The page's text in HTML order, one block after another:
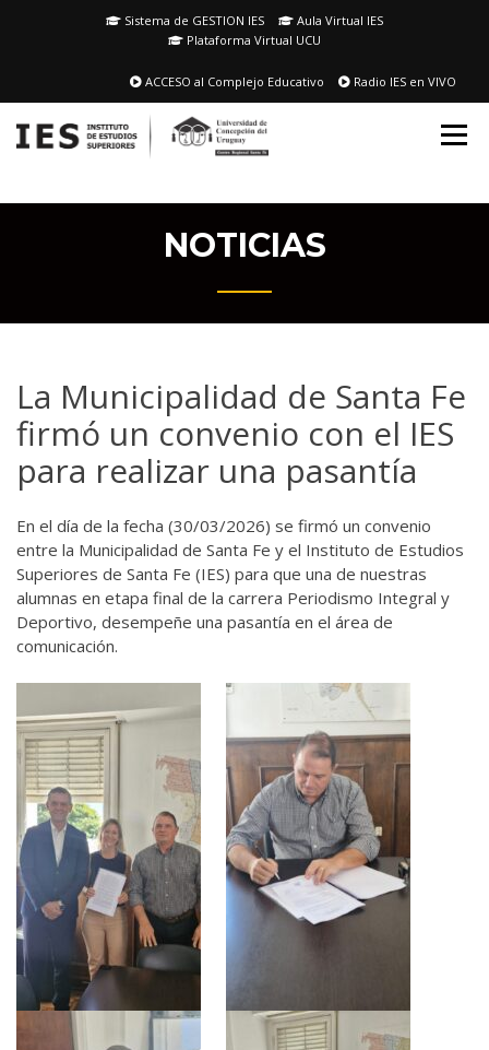
Sistema de GESTION IES
Aula Virtual IES
Plataforma Virtual UCU
ACCESO al Complejo Educativo Radio IES en VIVO
NOTICIAS
La Municipalidad de Santa Fe
firmó un convenio con el IES
para realizar una pasantía
En el día de la fecha (30/03/2026) se firmó un convenio
entre la Municipalidad de Santa Fe y el Instituto de Estudios
Superiores de Santa Fe (IES) para que una de nuestras
alumnas en etapa final de la carrera Periodismo Integral y
Deportivo, desempeñe una pasantía en el área de
comunicación.